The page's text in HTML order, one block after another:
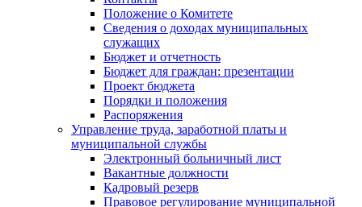
Положение о Комитете
Сведения о доходах муниципальных
служащих
Бюджет и отчетность
Бюджет для граждан: презентации
Проект бюджета
Порядки и положения
Распоряжения
Управление труда, заработной платы и
муниципальной службы
Электронный больничный лист
Вакантные должности
Кадровый резерв
Правовое регулирование муниципальной